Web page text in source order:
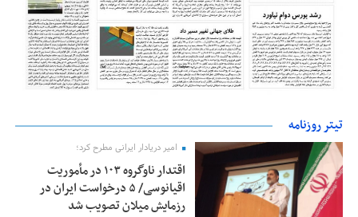
تیتر روزنامه
امیر دریادار ایرانی مطرح کرد؛
اقتدار ناوگروه ۱۰۳ در مأموریت‌
اقیانوسی/ ۵ درخواست ایران در
رزمایش میلان تصویب شد